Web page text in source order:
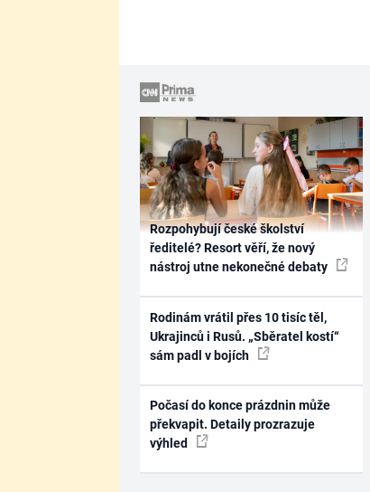
Rozpohybují české školství
ředitelé? Resort věří, že nový
nástroj utne nekonečné debaty
Rodinám vrátil přes 10 tisíc těl,
Ukrajinců i Rusů. „Sběratel kostí“
sám padl v bojích
Počasí do konce prázdnin může
překvapit. Detaily prozrazuje
výhled